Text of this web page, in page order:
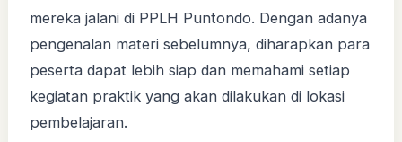
mereka jalani di PPLH Puntondo. Dengan adanya
pengenalan materi sebelumnya, diharapkan para
peserta dapat lebih siap dan memahami setiap
kegiatan praktik yang akan dilakukan di lokasi
pembelajaran.